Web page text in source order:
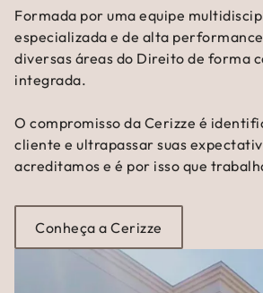
Formada por uma equipe
especializada e de alta
diversas áreas do Direito de forma
integrada.
O compromisso da Cerizze é
cliente e ultrapassar suas
acreditamos e é por isso que
Conheça a Cerizze